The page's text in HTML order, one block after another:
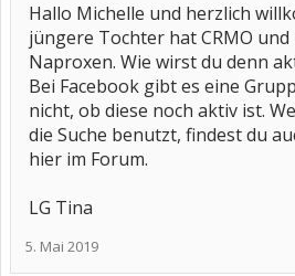
Hallo Michelle und herzlich
jüngere Tochter hat CRMO
Naproxen. Wie wirst du denn
Bei Facebook gibt es eine
nicht, ob diese noch aktiv ist.
die Suche benutzt, findest du
hier im Forum.
LG Tina
5. Mai 2019